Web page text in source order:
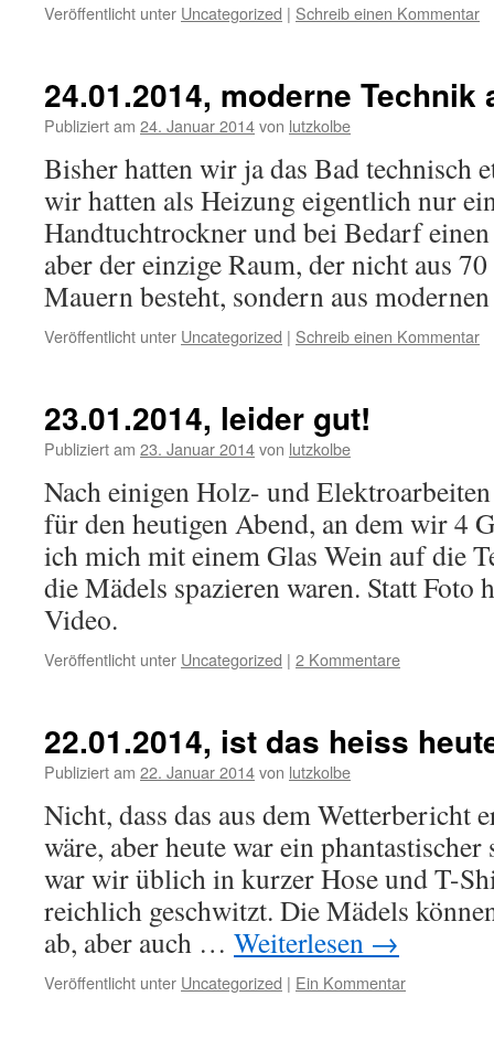
Veröffentlicht unter Uncategorized | Schreib einen Kommentar
24.01.2014, moderne Technik
Publiziert am 24. Januar 2014von lutzkolbe
Bisher hatten wir ja das Bad technisch
wir hatten als Heizung eigentlich nur
Handtuchtrockner und bei Bedarf
aber der einzige Raum, der nicht aus
Mauern besteht, sondern aus
Veröffentlicht unter Uncategorized | Schreib einen Kommentar
23.01.2014, leider gut!
Publiziert am 23. Januar 2014von lutzkolbe
Nach einigen Holz- und
für den heutigen Abend, an dem wir 4
ich mich mit einem Glas Wein auf die
die Mädels spazieren waren. Statt Foto
Video.
Veröffentlicht unter Uncategorized | 2 Kommentare
22.01.2014, ist das heiss
Publiziert am 22. Januar 2014von lutzkolbe
Nicht, dass das aus dem Wetterbericht
wäre, aber heute war ein
war wir üblich in kurzer Hose und T-
reichlich geschwitzt. Die Mädels
ab, aber auch … Weiterlesen →
Veröffentlicht unter Uncategorized | Ein Kommentar